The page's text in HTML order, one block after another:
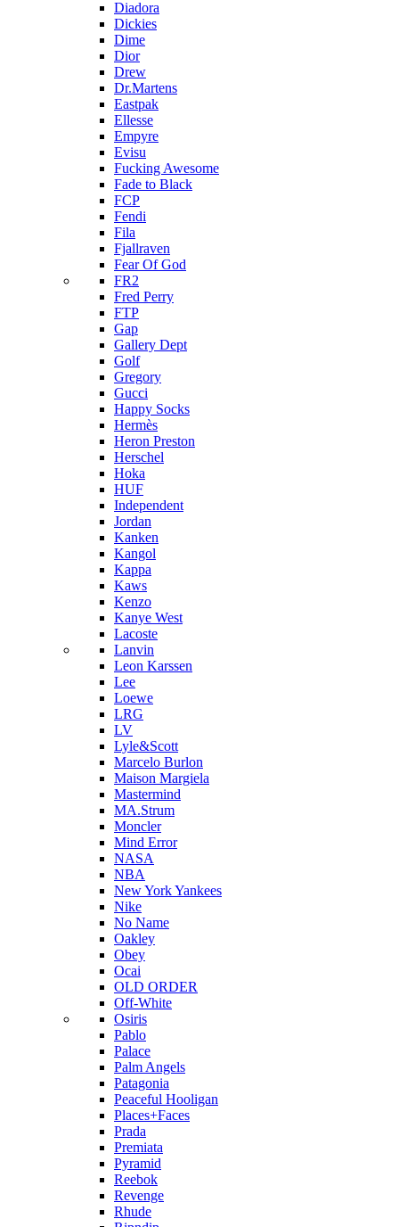
Diadora
Dickies
Dime
Dior
Drew
Dr.Martens
Eastpak
Ellesse
Empyre
Evisu
Fucking Awesome
Fade to Black
FCP
Fendi
Fila
Fjallraven
Fear Of God
FR2
Fred Perry
FTP
Gap
Gallery Dept
Golf
Gregory
Gucci
Happy Socks
Hermès
Heron Preston
Hersсhel
Hoka
HUF
Independent
Jordan
Kanken
Kangol
Kappa
Kaws
Kenzo
Kanye West
Lacoste
Lanvin
Leon Karssen
Lee
Loewe
LRG
LV
Lyle&Scott
Marcelo Burlon
Maison Margiela
Mastermind
MA.Strum
Moncler
Mind Error
NASA
NBA
New York Yankees
Nike
No Name
Oakley
Obey
Ocai
OLD ORDER
Off-White
Osiris
Pablo
Palace
Palm Angels
Patagonia
Peaceful Hooligan
Places+Faces
Prada
Premiata
Pyramid
Reebok
Revenge
Rhude